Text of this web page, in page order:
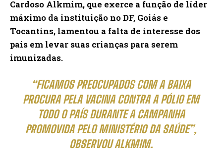
Cardoso Alkmim, que exerce a função de líder
máximo da instituição no DF, Goiás e
Tocantins, lamentou a falta de interesse dos
pais em levar suas crianças para serem
imunizadas.
“FICAMOS PREOCUPADOS COM A BAIXA
PROCURA PELA VACINA CONTRA A PÓLIO EM
TODO O PAÍS DURANTE A CAMPANHA
PROMOVIDA PELO MINISTÉRIO DA SAÚDE”,
OBSERVOU ALKMIM.